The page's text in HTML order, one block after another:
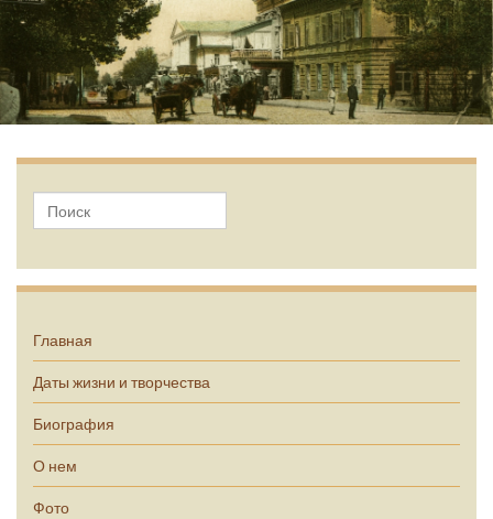
Главная
Даты жизни и творчества
Биография
О нем
Фото